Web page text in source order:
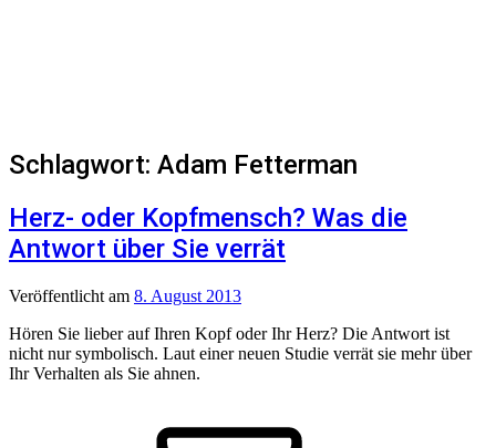
Schlagwort: Adam Fetterman
Herz- oder Kopfmensch? Was die
Antwort über Sie verrät
Veröffentlicht am 8. August 2013
Hören Sie lieber auf Ihren Kopf oder Ihr Herz? Die Antwort ist
nicht nur symbolisch. Laut einer neuen Studie verrät sie mehr über
Ihr Verhalten als Sie ahnen.